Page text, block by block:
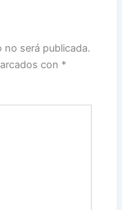
no será publicada.
con *